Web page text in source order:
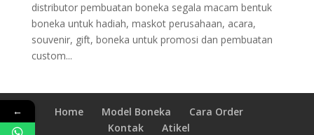
distributor pembuatan boneka segala macam bentuk
boneka untuk hadiah, maskot perusahaan, acara,
souvenir, gift, boneka untuk promosi dan pembuatan
custom...
Home Model Boneka
Cara Order
Kontak
Atikel
←